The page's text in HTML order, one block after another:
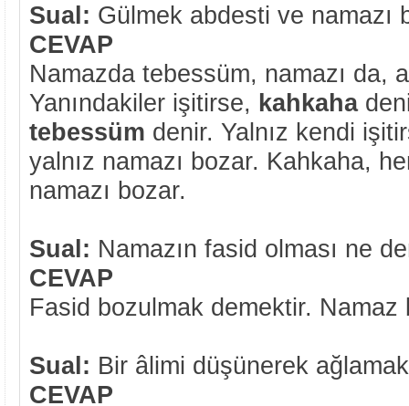
Sual: Gülmek abdesti ve namazı
CEVAP
Namazda tebessüm, namazı da,
Yanındakiler işitirse, kahkaha
tebessüm denir. Yalnız kendi
yalnız namazı bozar. Kahkaha,
namazı bozar.
Sual: Namazın fasid olması ne
CEVAP
Fasid bozulmak demektir. Namaz
Sual: Bir âlimi düşünerek
CEVAP